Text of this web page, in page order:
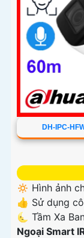
DH-IPC-
🔅 Hình ảnh
👍 Sử dụng
🌜 Tầm Xa
Ngoại Smart